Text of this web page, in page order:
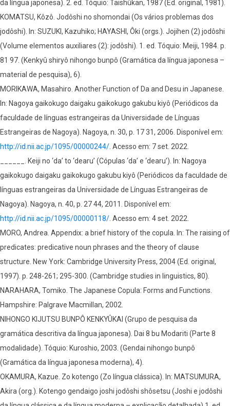
da língua japonesa). 2. ed. Tóquio: Taishûkan, 1987 (Ed. original, 1981).
KOMATSU, Kôzô. Jodôshi no shomondai (Os vários problemas dos
jodôshi). In: SUZUKI, Kazuhiko; HAYASHI, Ôki (orgs.). Jojihen (2) jodôshi
(Volume elementos auxiliares (2): jodôshi). 1. ed. Tóquio: Meiji, 1984. p.
81 97. (Kenkyû shiryô nihongo bunpô (Gramática da língua japonesa –
material de pesquisa), 6).
MORIKAWA, Masahiro. Another Function of Da and Desu in Japanese.
In: Nagoya gaikokugo daigaku gaikokugo gakubu kiyô (Periódicos da
faculdade de línguas estrangeiras da Universidade de Línguas
Estrangeiras de Nagoya). Nagoya, n. 30, p. 17 31, 2006. Disponível em:
http://id.nii.ac.jp/1095/00000244/ . Acesso em: 7 set. 2022.
______. Keiji no ‘da’ to ‘dearu’ (Cópulas ‘da’ e ‘dearu’). In: Nagoya
gaikokugo daigaku gaikokugo gakubu kiyô (Periódicos da faculdade de
línguas estrangeiras da Universidade de Línguas Estrangeiras de
Nagoya). Nagoya, n. 40, p. 27 44, 2011. Disponível em:
http://id.nii.ac.jp/1095/00000118/ . Acesso em: 4 set. 2022.
MORO, Andrea. Appendix: a brief history of the copula. In: The raising of
predicates: predicative noun phrases and the theory of clause
structure. New York: Cambridge University Press, 2004 (Ed. original,
1997). p. 248-261; 295-300. (Cambridge studies in linguistics, 80).
NARAHARA, Tomiko. The Japanese Copula: Forms and Functions.
Hampshire: Palgrave Macmillan, 2002.
NIHONGO KIJUTSU BUNPÔ KENKYÛKAI (Grupo de pesquisa da
gramática descritiva da língua japonesa). Dai 8 bu Modariti (Parte 8
modalidade). Tóquio: Kuroshio, 2003. (Gendai nihongo bunpô
(Gramática da língua japonesa moderna), 4).
OKAMURA, Kazue. Zo kotengo (Zo língua clássica). In: MATSUMURA,
Akira (org.). Kotengo gendaigo joshi jodôshi shôsetsu (Joshi e jodôshi